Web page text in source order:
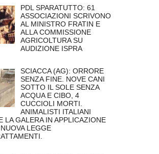
PDL SPARATUTTO: 61
ASSOCIAZIONI SCRIVONO
AL MINISTRO FRATIN E
ALLA COMMISSIONE
AGRICOLTURA SU
AUDIZIONE ISPRA
SCIACCA (AG): ORRORE
SENZA FINE. NOVE CANI
SOTTO IL SOLE SENZA
ACQUA E CIBO, 4
CUCCIOLI MORTI.
ANIMALISTI ITALIANI
LA GALERA IN APPLICAZIONE
LEGGE